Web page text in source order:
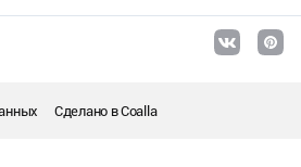
Сделано вCoalla